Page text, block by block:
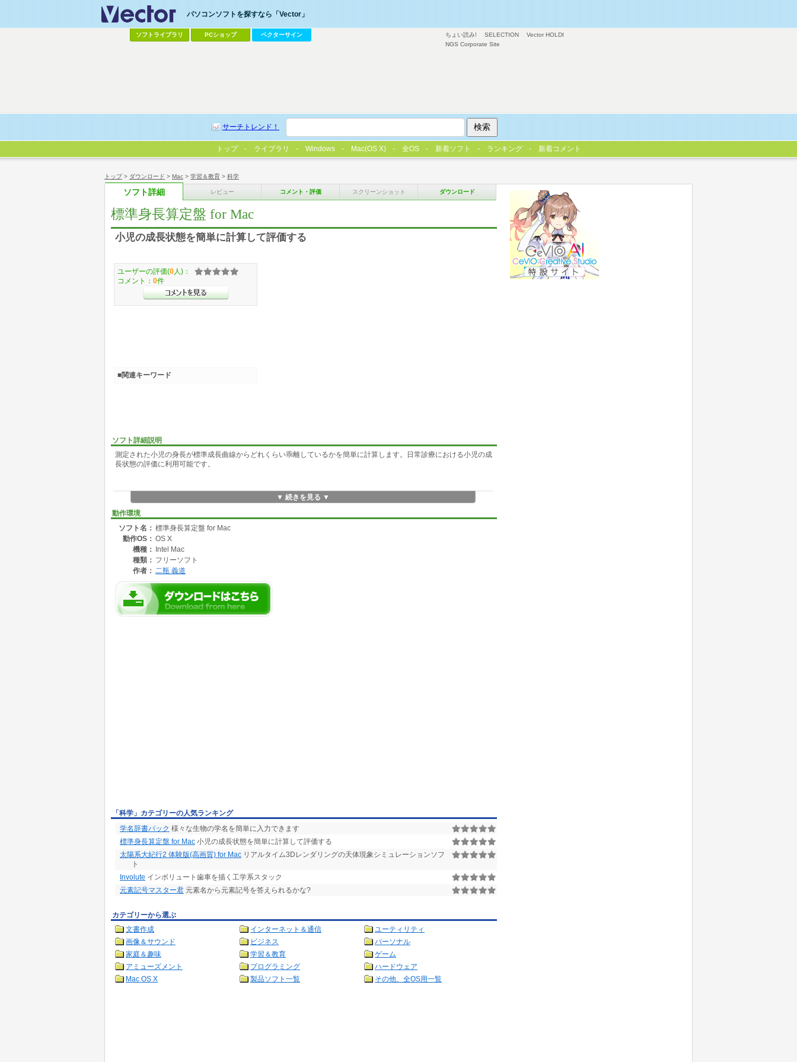
トップ> ダウンロード > Mac > 学習＆教育 > 科学
ソフト詳細 レビュー コメント・評価 スクリーンショット ダウンロード
標準身長算定盤 for Mac
小児の成長状態を簡単に計算して評価する
ソフト詳細説明
測定された小児の身長が標準成長曲線からどれくらい乖離しているかを簡単に計算します。日常診療における小児の成
長状態の評価に利用可能です。
▼ 続きを見る ▼
動作環境
ソフト名： 標準身長算定盤 for Mac
動作OS： OS X
機種：
Intel Mac
種類： フリーソフト
作者： 二瓶 義道
ユーザーの評価(0 人)：
コメント： 0件
■関連キーワード
「科学」カテゴリーの人気ランキング
学名辞書パック 様々な生物の学名を簡単に入力できます
標準身長算定盤 for Mac 小児の成長状態を簡単に計算して評価する
太陽系大紀行2 体験版(高画質) for Mac リアルタイム3Dレンダリングの天体現象シミュレーションソフ
ト
Involute インボリュート歯車を描く工学系スタック
元素記号マスター君 元素名から元素記号を答えられるかな?
カテゴリーから選ぶ
文書作成
インターネット＆通信
ユーティリティ
画像＆サウンド
ビジネス
パーソナル
家庭＆趣味
学習＆教育
ゲーム
アミューズメント
プログラミング
ハードウェア
Mac OS X
製品ソフト一覧 その他、全OS用一覧
ちょい読み! SELECTION
Vector HOLDI
NGS Corporate Site
パソコンソフトを探すなら「Vector」
ソフトライブラリ PCショップ ベクターサイン
サーチトレンド！
トップ ライブラリ Windows Mac(OS X) 全OS 新着ソフト ランキング 新着コメント